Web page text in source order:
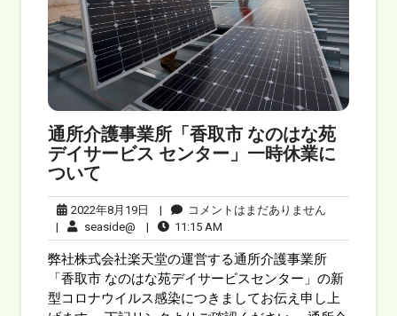
通所介護事業所「香取市 なのはな苑
デイサービス センター」一時休業に
ついて
2022年8月19日 |
コメントはまだありません
|
seaside@ | 11:15 AM
弊社株式会社楽天堂の運営する通所介護事業所
「香取市 なのはな苑デイサービスセンター」の新
型コロナウイルス感染につきましてお伝え申し上